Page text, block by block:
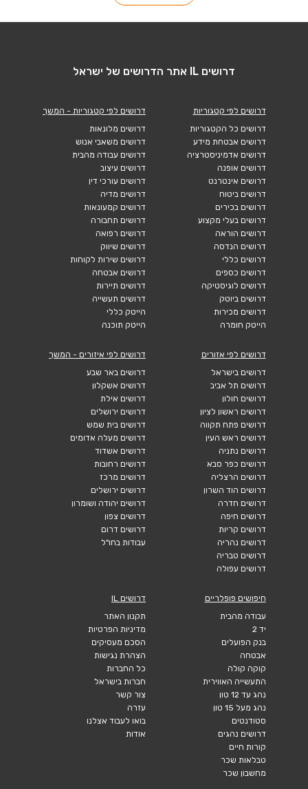
דרושים IL אתר הדרושים של ישראל
דרושים לפי קטגוריות
דרושים כל הקטגוריות
דרושים אבטחת מידע
דרושים אדמיניסטרציה
דרושים אופנה
דרושים אינטרנט
דרושים ביטוח
דרושים בכירים
דרושים בעלי מקצוע
דרושים הוראה
דרושים הנדסה
דרושים כללי
דרושים כספים
דרושים לוגיסטיקה
דרושים ביוטק
דרושים מכירות
הייטק חומרה
דרושים לפי קטגוריות - המשך
דרושים מלונאות
דרושים משאבי אנוש
דרושים עבודה מהבית
דרושים עיצוב
דרושים עורכי דין
דרושים מדיה
דרושים קמעונאות
דרושים תחבורה
דרושים רפואה
דרושים שיווק
דרושים שירות לקוחות
דרושים אבטחה
דרושים תיירות
דרושים תעשייה
הייטק כללי
הייטק תוכנה
דרושים לפי אזורים
דרושים בישראל
דרושים תל אביב
דרושים חולון
דרושים ראשון לציון
דרושים פתח תקווה
דרושים ראש העין
דרושים נתניה
דרושים כפר סבא
דרושים הרצליה
דרושים הוד השרון
דרושים חדרה
דרושים חיפה
דרושים קריות
דרושים נהריה
דרושים טבריה
דרושים עפולה
דרושים לפי איזורים - המשך
דרושים באר שבע
דרושים אשקלון
דרושים אילת
דרושים ירושלים
דרושים בית שמש
דרושים מעלה אדומים
דרושים אשדוד
דרושים רחובות
דרושים מרכז
דרושים ירושלים
דרושים יהודה ושומרון
דרושים צפון
דרושים דרום
עבודות בחו"ל
חיפושים פופלריים
עבודה מהבית
יד 2
בנק הפועלים
אבטחה
קוקה קולה
התעשייה האווירית
נהג עד 12 טון
נהג מעל 15 טון
סטודנטים
דרושים נהגים
קורות חיים
טבלאות שכר
מחשבון שכר
דרושים IL
תקנון האתר
מדיניות הפרטיות
הסכם מעסיקים
הצהרת נגישות
כל החברות
חברות בישראל
צור קשר
עזרה
בואו לעבוד אצלנו
אודות